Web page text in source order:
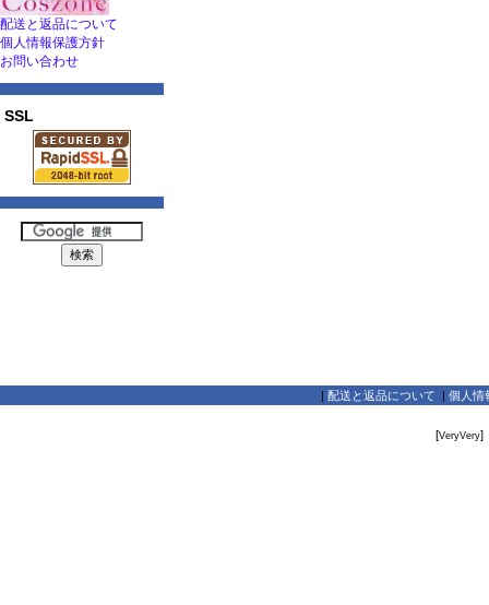
配送と返品について
個人情報保護方針
お問い合わせ
SSL
| 配送と返品について | 個人情
[VeryVery]